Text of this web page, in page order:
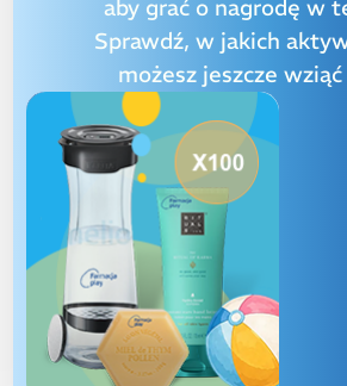
aby grać o nagrodę w
Sprawdź, w jakich
możesz jeszcze wziąć